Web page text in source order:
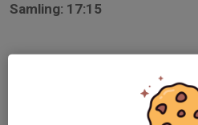
Samling: 17:15